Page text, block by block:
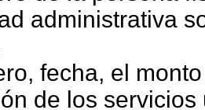
administrativa
fecha, el
de los servicios